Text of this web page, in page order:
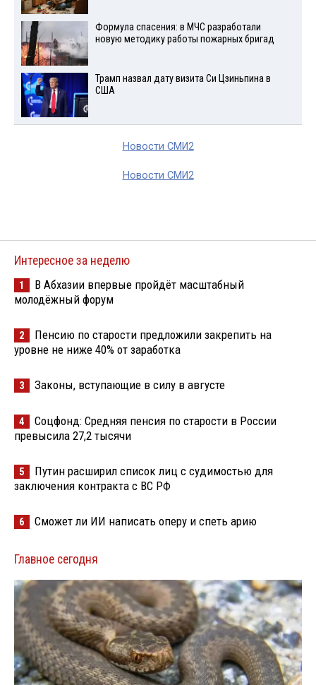
Формула спасения: в МЧС разработали
новую методику работы пожарных бригад
Трамп назвал дату визита Си Цзиньпина в
США
Новости СМИ2
Новости СМИ2
Интересное за неделю
1
В Абхазии впервые пройдёт масштабный
молодёжный форум
2
Пенсию по старости предложили закрепить на
уровне не ниже 40% от заработка
3 Законы, вступающие в силу в августе
4
Соцфонд: Средняя пенсия по старости в России
превысила 27,2 тысячи
5
Путин расширил список лиц с судимостью для
заключения контракта с ВС РФ
6 Сможет ли ИИ написать оперу и спеть арию
Главное сегодня